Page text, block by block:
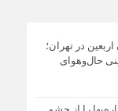
در تهران؛
حال‌وهوای